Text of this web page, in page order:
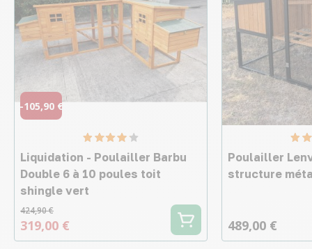
-105,90 €
Liquidation - Poulailler Barbu
Double 6 à 10 poules toit
shingle vert
424,90 €
319,00 €
Poulailler
structure
489,00 €